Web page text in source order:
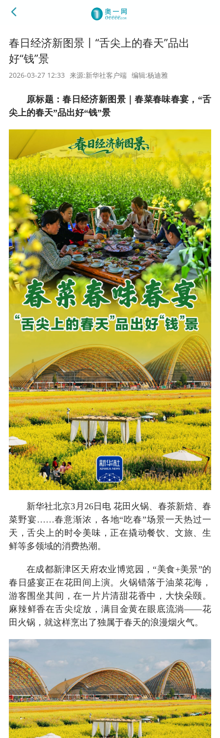
春日经济新图景丨“舌尖上的春天”品出
好“钱”景
2026-03-27 12:33 来源:新华社客户端 编辑:杨迪雅
原标题：春日经济新图景｜春菜春味春宴，“舌
尖上的春天”品出好“钱”景
新华社北京3月26日电 花田火锅、春茶新焙、春
菜野宴……春意渐浓，各地“吃春”场景一天热过一
天，舌尖上的时令美味，正在撬动餐饮、文旅、生
鲜等多领域的消费热潮。
在成都新津区天府农业博览园，“美食+美景”的
春日盛宴正在花田间上演。火锅错落于油菜花海，
游客围坐其间，在一片片清甜花香中，大快朵颐。
麻辣鲜香在舌尖绽放，满目金黄在眼底流淌——花
田火锅，就这样烹出了独属于春天的浪漫烟火气。